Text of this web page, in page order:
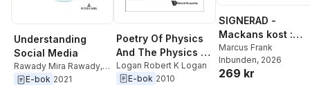
Understanding
Social Media
Rawady Mira Rawady,
Logan Robert K. Logan
E-bok 2021
Poetry Of Physics
And The Physics Of
Poetry, The
Logan Robert K Logan
E-bok 2010
SIGNERAD -
Mackans kost :
Middagar och
matlådor
Marcus Frank
Inbunden, 2026
269 kr